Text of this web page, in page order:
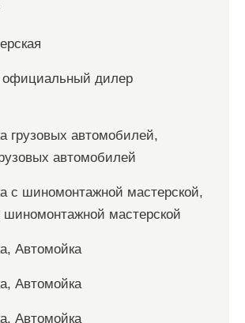
дилер
грузовых автомобилей,
автомобилей
с шиномонтажной мастерской,
шиномонтажной мастерской
Автомойка
Автомойка
Автомойка